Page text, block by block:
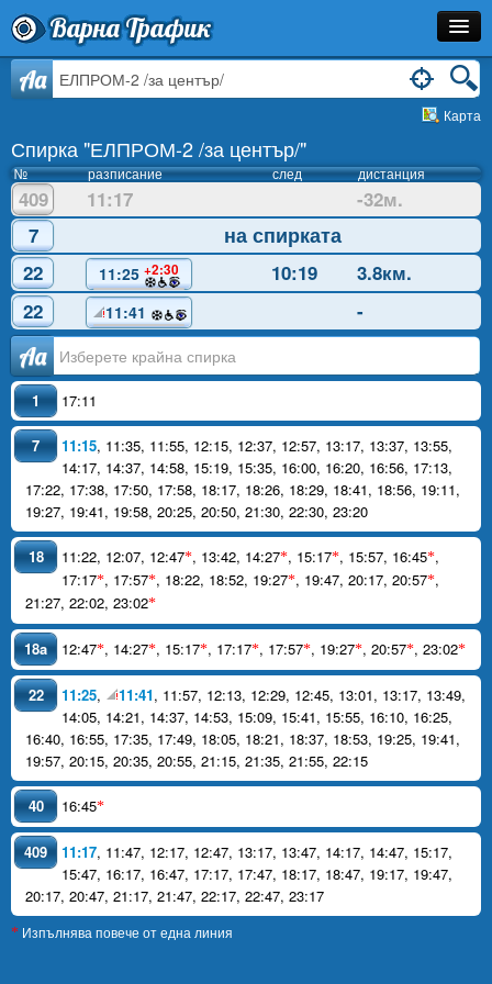
Варна Трафик
Спирка
Разписание
Как Да Стигна?
Инфо
Aa
Карта
Спирка "ЕЛПРОМ-2 /за център/"
№ разписание след дистанция
409 11:17
-32м.
7
на спирката
22 11:25 +2:30 10:19
3.8км.
22
11:41 -
Аа
1 17:11
7 11:15, 11:35, 11:55, 12:15, 12:37, 12:57, 13:17, 13:37, 13:55,
14:17, 14:37, 14:58, 15:19, 15:35, 16:00, 16:20, 16:56, 17:13,
17:22, 17:38, 17:50, 17:58, 18:17, 18:26, 18:29, 18:41, 18:56, 19:11,
19:27, 19:41, 19:58, 20:25, 20:50, 21:30, 22:30, 23:20
18 11:22, 12:07, 12:47*, 13:42, 14:27*, 15:17*, 15:57, 16:45*,
17:17*, 17:57*, 18:22, 18:52, 19:27*, 19:47, 20:17, 20:57*,
21:27, 22:02, 23:02*
18a 12:47*, 14:27*, 15:17*, 17:17*, 17:57*, 19:27*, 20:57*, 23:02*
22 11:25, 11:41, 11:57, 12:13, 12:29, 12:45, 13:01, 13:17, 13:49,
14:05, 14:21, 14:37, 14:53, 15:09, 15:41, 15:55, 16:10, 16:25,
16:40, 16:55, 17:35, 17:49, 18:05, 18:21, 18:37, 18:53, 19:25, 19:41,
19:57, 20:15, 20:35, 20:55, 21:15, 21:35, 21:55, 22:15
40 16:45*
409 11:17, 11:47, 12:17, 12:47, 13:17, 13:47, 14:17, 14:47, 15:17,
15:47, 16:17, 16:47, 17:17, 17:47, 18:17, 18:47, 19:17, 19:47,
20:17, 20:47, 21:17, 21:47, 22:17, 22:47, 23:17
* Изпълнява повече от една линия